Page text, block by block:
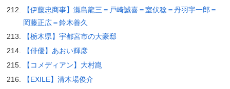
【伊藤忠商事】瀬島龍三＝戸崎誠喜＝室伏稔＝丹羽宇一郎＝
岡藤正広＝鈴木善久
【栃木県】宇都宮市の大豪邸
【俳優】あおい輝彦
【コメディアン】大村崑
【EXILE】清木場俊介